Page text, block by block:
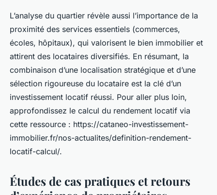
L’analyse du quartier révèle aussi l’importance de la
proximité des services essentiels (commerces,
écoles, hôpitaux), qui valorisent le bien immobilier et
attirent des locataires diversifiés. En résumant, la
combinaison d’une localisation stratégique et d’une
sélection rigoureuse du locataire est la clé d’un
investissement locatif réussi. Pour aller plus loin,
approfondissez le calcul du rendement locatif via
cette ressource : https://cataneo-investissement-
immobilier.fr/nos-actualites/definition-rendement-
locatif-calcul/.
Études de cas pratiques et retours